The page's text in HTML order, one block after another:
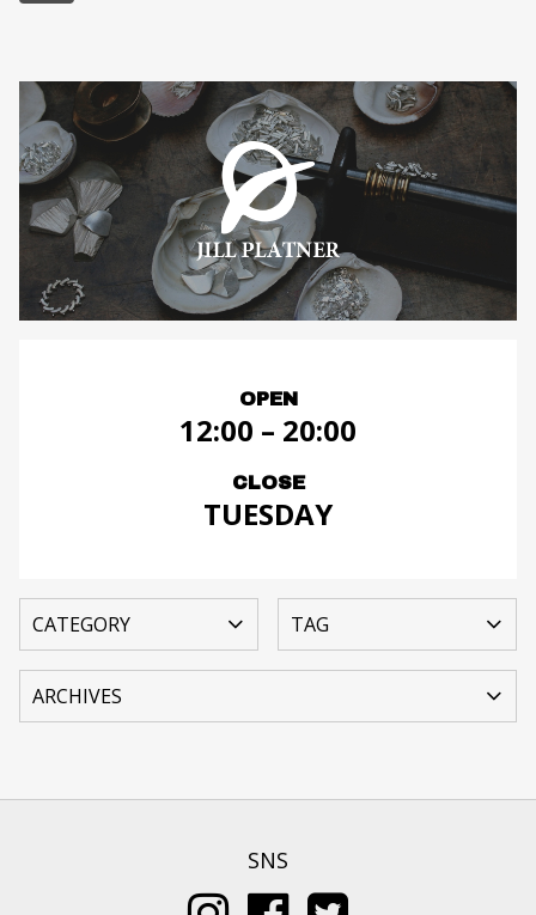
OPEN
12:00 – 20:00
CLOSE
TUESDAY
SNS